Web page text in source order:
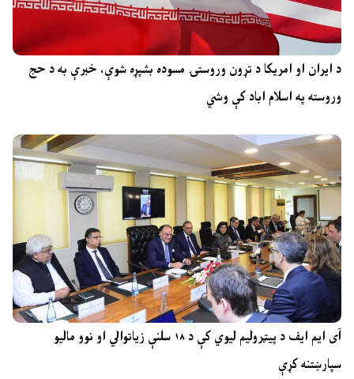
د ایران او امریکا د تړون وروستۍ مسوده بشپړه شوې، خبرې به د حج
وروسته په اسلام اباد کې وشي
آی ایم ایف د پیټرولیم لیوي کې د ۱۸ سلنې زیاتوالي او نوو مالیو
سپارښتنه کړې